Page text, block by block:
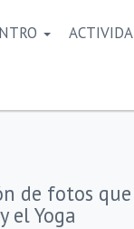
de fotos
el Yoga